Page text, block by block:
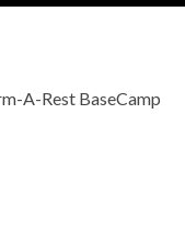
A-Rest BaseCamp